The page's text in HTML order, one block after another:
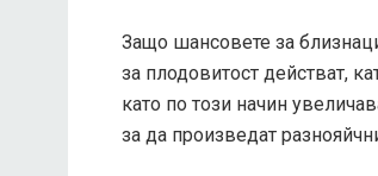
Защо шансовете за
за плодовитост действат,
като по този начин
за да произведат